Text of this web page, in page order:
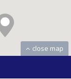
close map